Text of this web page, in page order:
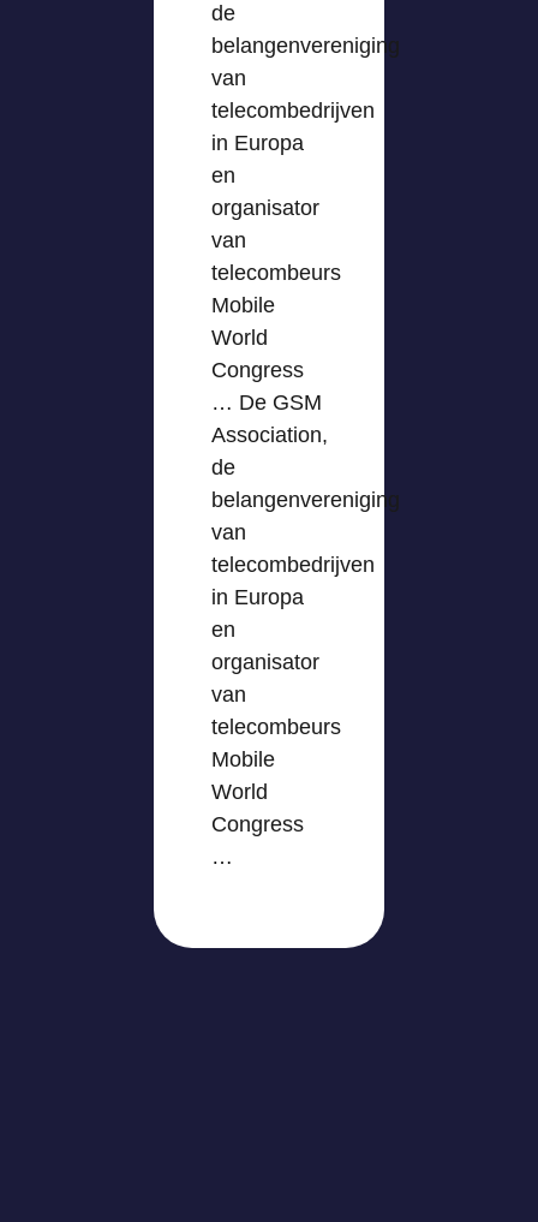
de
belangenvereniging
van
telecombedrijven
in Europa
en
organisator
van
telecombeurs
Mobile
World
Congress
… De GSM
Association,
de
belangenvereniging
van
telecombedrijven
in Europa
en
organisator
van
telecombeurs
Mobile
World
Congress
…